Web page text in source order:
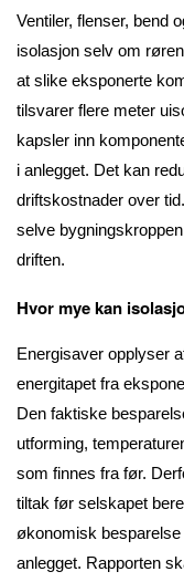
Ventiler, flenser, bend
isolasjon selv om
at slike eksponerte
tilsvarer flere meter
kapsler inn
i anlegget. Det kan
driftskostnader over
selve
driften.
Hvor mye kan
Energisaver opplyser
energitapet fra
Den faktiske
utforming,
som finnes fra før.
tiltak før selskapet
økonomisk
anlegget. Rapporten